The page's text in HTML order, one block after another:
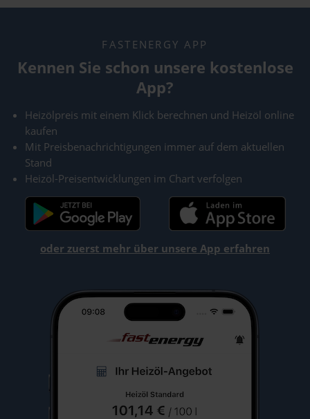
FASTENERGY APP
Kennen Sie schon unsere kostenlose
App?
Heizölpreis mit einem Klick berechnen und Heizöl online
kaufen
Mit Preisbenachrichtigungen immer auf dem aktuellen
Stand
Heizöl-Preisentwicklungen im Chart verfolgen
oder zuerst mehr über unsere App erfahren